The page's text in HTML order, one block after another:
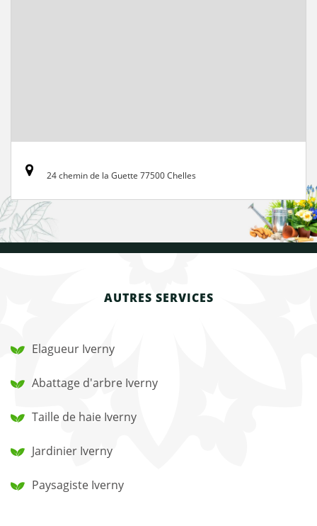
24 chemin de la Guette 77500 Chelles
AUTRES SERVICES
Elagueur Iverny
Abattage d'arbre Iverny
Taille de haie Iverny
Jardinier Iverny
Paysagiste Iverny